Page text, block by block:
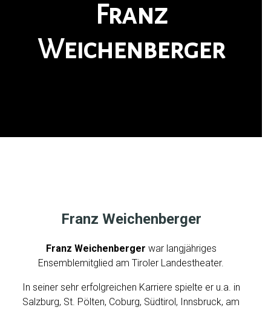
Franz
Weichenberger
Franz Weichenberger
Franz Weichenberger war langjähriges
Ensemblemitglied am Tiroler Landestheater.
In seiner sehr erfolgreichen Karriere spielte er u.a. in
Salzburg, St. Pölten, Coburg, Südtirol, Innsbruck, am